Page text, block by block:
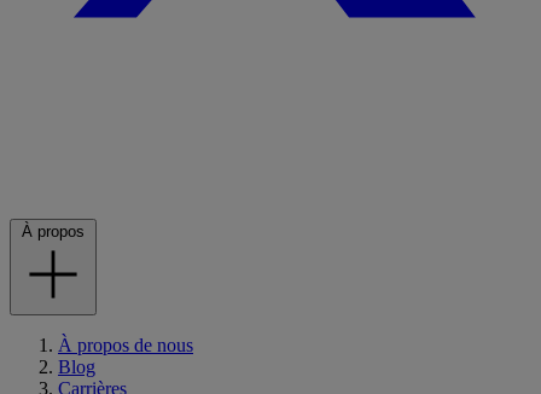
À propos
À propos de nous
Blog
Carrières